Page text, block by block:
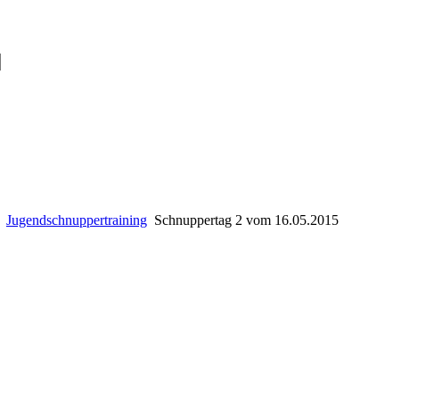
Jugendschnuppertraining Schnuppertag 2 vom 16.05.2015